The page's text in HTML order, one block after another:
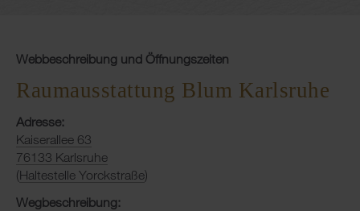
Webbeschreibung und Öffnungszeiten
Raumausstattung Blum Karlsruhe
Adresse:
Kaiserallee 63
76133 Karlsruhe
(Haltestelle Yorckstraße)
Wegbeschreibung: